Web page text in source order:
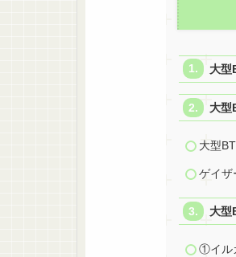
大型
大型
大型
ゲイザ
大型
①イル